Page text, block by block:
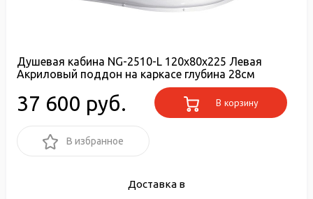
Душевая кабина NG-2510-L 120х80х225 Левая
Акриловый поддон на каркасе глубина 28см
37 600 руб. В корзину
В избранное
Доставка в